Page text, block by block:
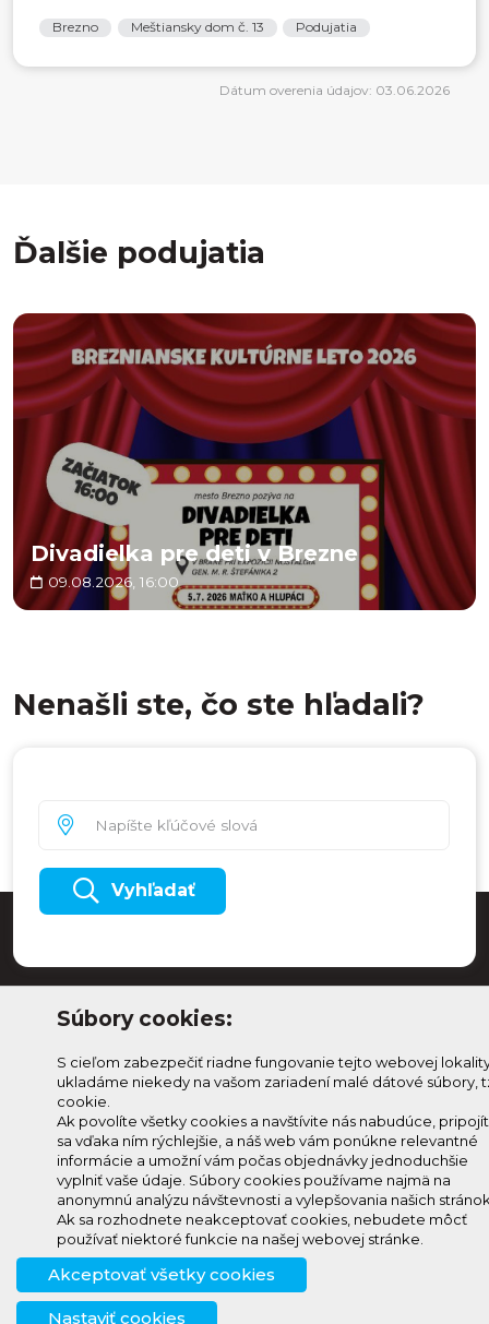
Brezno Meštiansky dom č. 13 Podujatia
Dátum overenia údajov: 03.06.2026
Ďalšie podujatia
Divadielka pre deti v Brezne
09.08.2026, 16:00
Nenašli ste, čo ste hľadali?
Vyhľadať
info@knh.sk
+421 903
294 997
Prihlásenie
Zmeniť
nastavenie
cookies
Odoberaj Kam na
Horehroní
Prihlás sa na odber a
dostávaj novinky ako prvý
Súbory cookies:
S cieľom zabezpečiť riadne fungovanie tejto webovej
ukladáme niekedy na vašom zariadení malé dátové súbory,
cookie.
Ak povolíte všetky cookies a navštívite nás nabudúce,
sa vďaka ním rýchlejšie, a náš web vám ponúkne relevantné
informácie a umožní vám počas objednávky jednoduchšie
vyplniť vaše údaje. Súbory cookies používame najmä na
anonymnú analýzu návštevnosti a vylepšovania našich
Ak sa rozhodnete neakceptovať cookies, nebudete môcť
používať niektoré funkcie na našej webovej stránke.
Akceptovať všetky cookies
Nastaviť cookies